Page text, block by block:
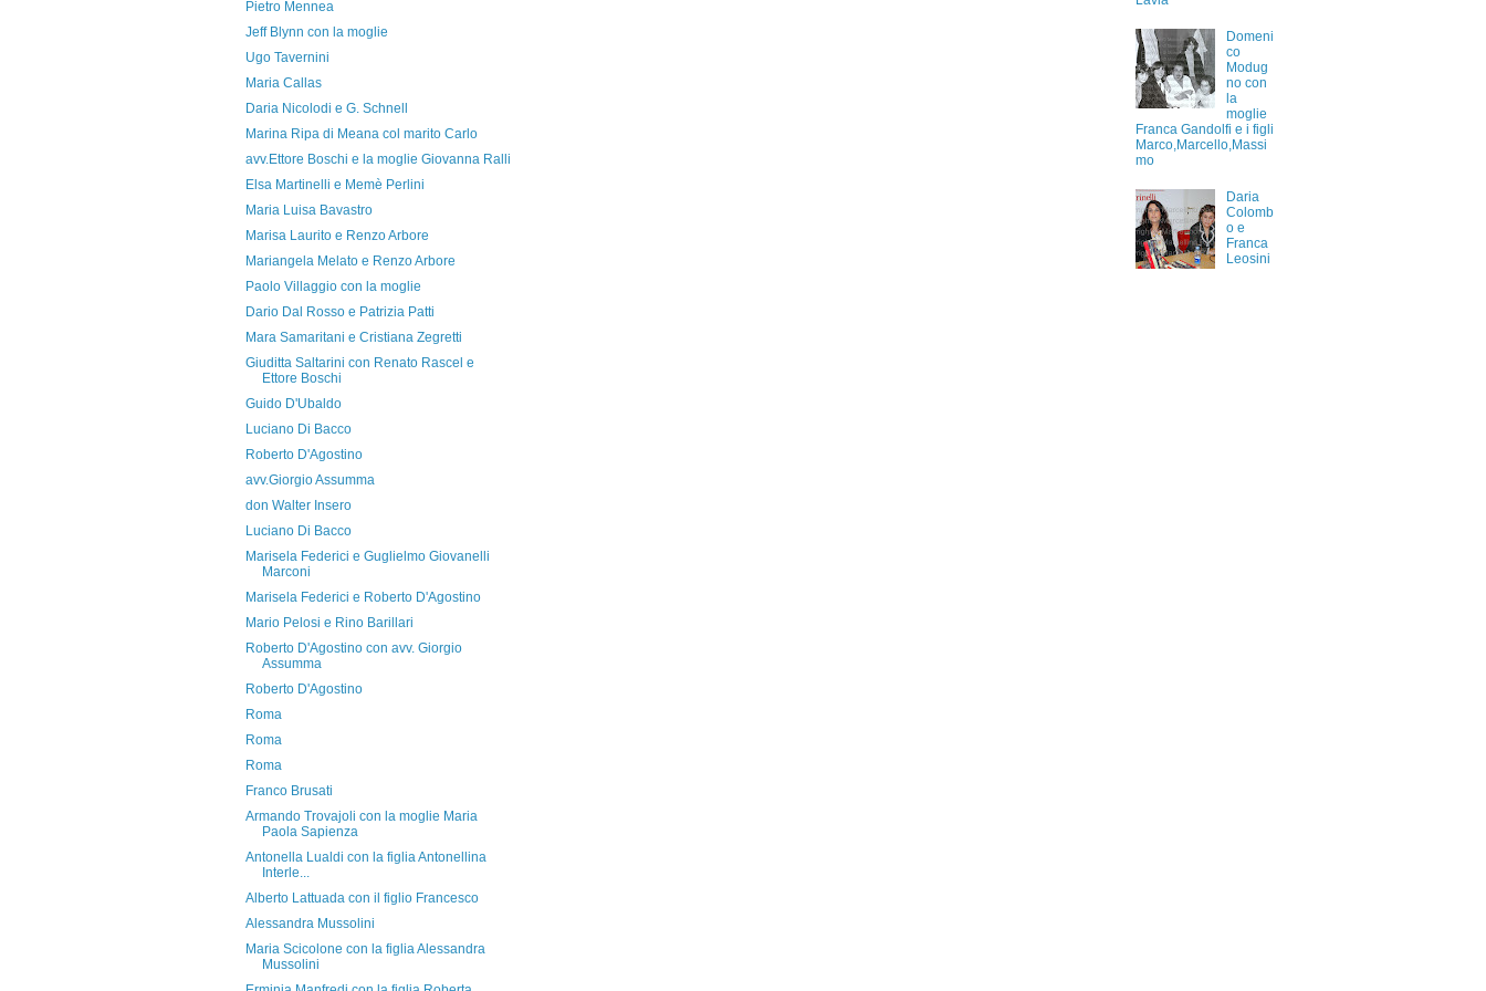
Pietro Mennea
Jeff Blynn con la moglie
Ugo Tavernini
Maria Callas
Daria Nicolodi e G. Schnell
Marina Ripa di Meana col marito Carlo
avv.Ettore Boschi e la moglie Giovanna Ralli
Elsa Martinelli e Memè Perlini
Maria Luisa Bavastro
Marisa Laurito e Renzo Arbore
Mariangela Melato e Renzo Arbore
Paolo Villaggio con la moglie
Dario Dal Rosso e Patrizia Patti
Mara Samaritani e Cristiana Zegretti
Giuditta Saltarini con Renato Rascel e
Ettore Boschi
Guido D'Ubaldo
Luciano Di Bacco
Roberto D'Agostino
avv.Giorgio Assumma
don Walter Insero
Luciano Di Bacco
Marisela Federici e Guglielmo Giovanelli
Marconi
Marisela Federici e Roberto D'Agostino
Mario Pelosi e Rino Barillari
Roberto D'Agostino con avv. Giorgio
Assumma
Roberto D'Agostino
Roma
Roma
Roma
Franco Brusati
Armando Trovajoli con la moglie Maria
Paola Sapienza
Antonella Lualdi con la figlia Antonellina
Interle...
Alberto Lattuada con il figlio Francesco
Alessandra Mussolini
Maria Scicolone con la figlia Alessandra
Mussolini
Domeni
co
Modug
no con
la
moglie
Franca Gandolfi e i figli
Marco,Marcello,Massi
mo
Daria
Colomb
o e
Franca
Leosini